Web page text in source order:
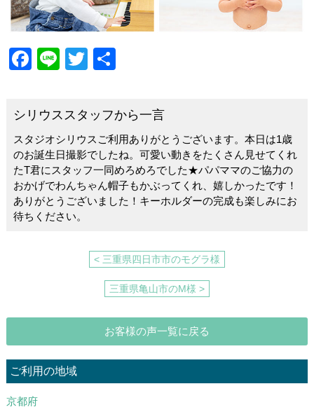
F
c
e
b
o
o
k
Li
T
er
シリウススタッフから一言
スタジオシリウスご利用ありがとうございます。本日は1歳
のお誕生日撮影でしたね。可愛い動きをたくさん見せてくれ
たT君にスタッフ一同めろめろでした★パパママのご協力の
おかげでわんちゃん帽子もかぶってくれ、嬉しかったです！
ありがとうございました！キーホルダーの完成も楽しみにお
待ちください。
< 三重県四日市市のモグラ様
三重県亀山市のM様 >
お客様の声一覧に戻る
ご利用の地域
京都府